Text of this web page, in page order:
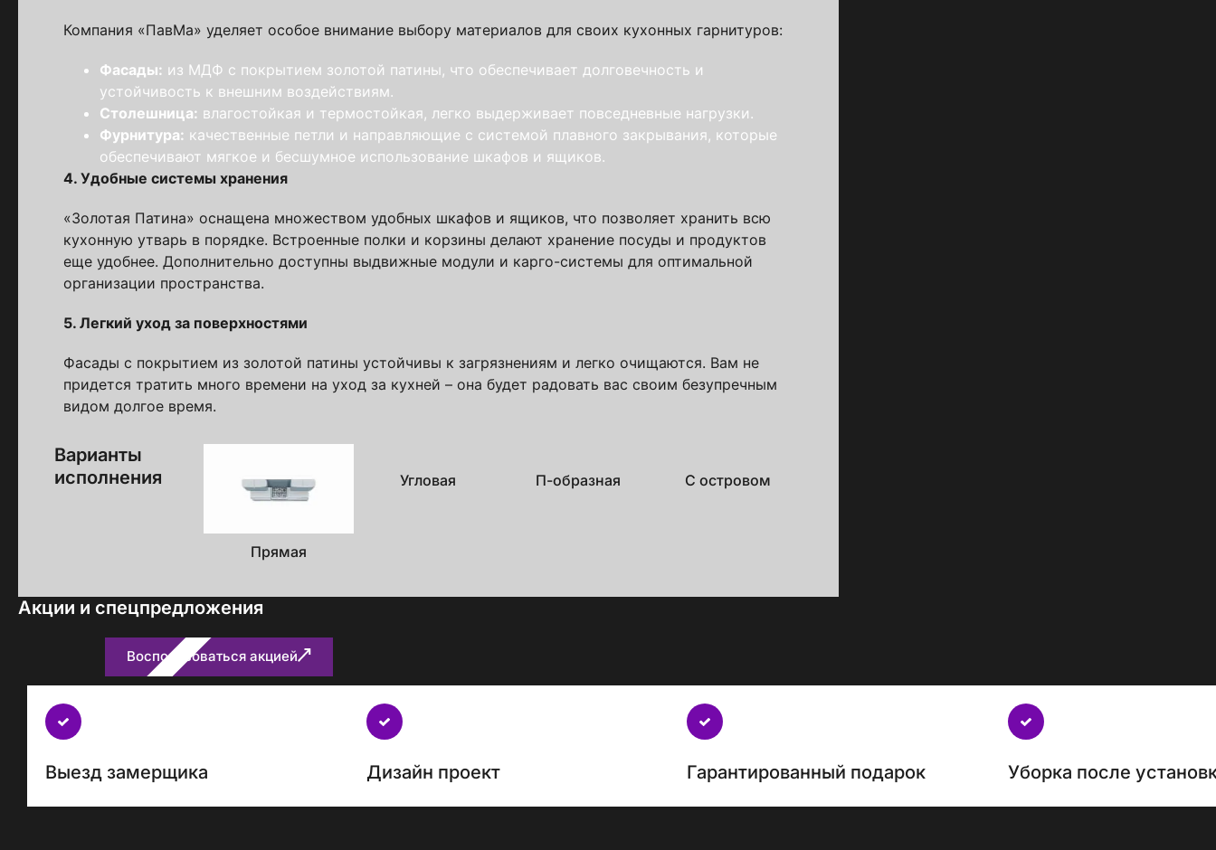
Компания «ПавМа» уделяет особое внимание выбору материалов для своих кухонных гарнитуров:
Фасады: из МДФ с покрытием золотой патины, что обеспечивает долговечность и
устойчивость к внешним воздействиям.
Столешница: влагостойкая и термостойкая, легко выдерживает повседневные нагрузки.
Фурнитура: качественные петли и направляющие с системой плавного закрывания, которые
обеспечивают мягкое и бесшумное использование шкафов и ящиков.
4. Удобные системы хранения
«Золотая Патина» оснащена множеством удобных шкафов и ящиков, что позволяет хранить всю
кухонную утварь в порядке. Встроенные полки и корзины делают хранение посуды и продуктов
еще удобнее. Дополнительно доступны выдвижные модули и карго-системы для оптимальной
организации пространства.
5. Легкий уход за поверхностями
Фасады с покрытием из золотой патины устойчивы к загрязнениям и легко очищаются. Вам не
придется тратить много времени на уход за кухней – она будет радовать вас своим безупречным
видом долгое время.
Варианты
исполнения
Прямая
Угловая П-образная С островом
Акции и спецпредложения
Воспользоваться акцией
каждым
проектом
Выезд замерщика Дизайн проект Гарантированный подарок Уборка после
Получить файл сейчас
на обработку ПДн